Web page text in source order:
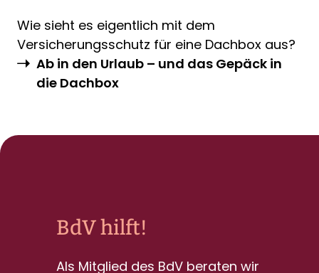
Wie sieht es eigentlich mit dem
Versicherungsschutz für eine Dachbox aus?
Ab in den Urlaub – und das Gepäck in
die Dachbox
BdV hilft!
Als Mitglied des BdV beraten wir